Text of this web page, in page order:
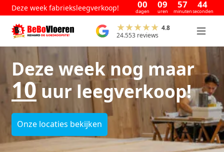
Deze week fabrieksleegverkoop! 00
dagen
09
uren
57
minuten
43
seconden
4.8
24.553 reviews
Deze week nog maar
10uur leegverkoop!
Onze locaties bekijken